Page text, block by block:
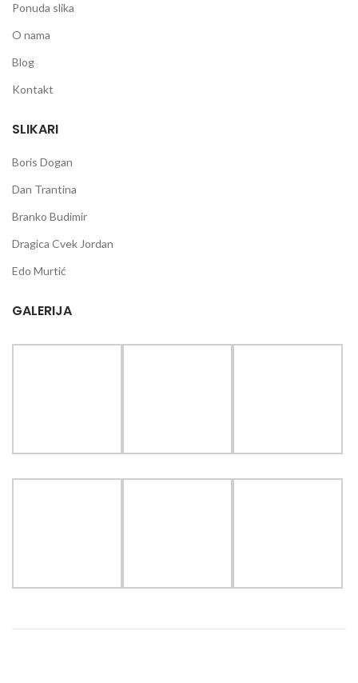
Ponuda slika
O nama
Blog
Kontakt
SLIKARI
Boris Dogan
Dan Trantina
Branko Budimir
Dragica Cvek Jordan
Edo Murtić
GALERIJA